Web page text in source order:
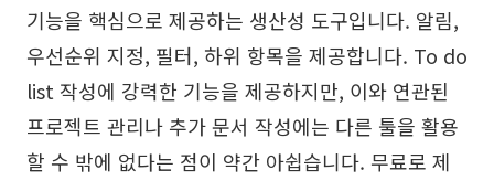
기능을 핵심으로 제공하는 생산성 도구입니다. 알림,
우선순위 지정, 필터, 하위 항목을 제공합니다. To do
list 작성에 강력한 기능을 제공하지만, 이와 연관된
프로젝트 관리나 추가 문서 작성에는 다른 툴을 활용
할 수 밖에 없다는 점이 약간 아쉽습니다. 무료로 제